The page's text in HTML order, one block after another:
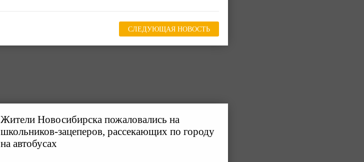
СЛЕДУЮЩАЯ НОВОСТЬ
Жители Новосибирска пожаловались на
школьников-зацеперов, рассекающих по городу
на автобусах